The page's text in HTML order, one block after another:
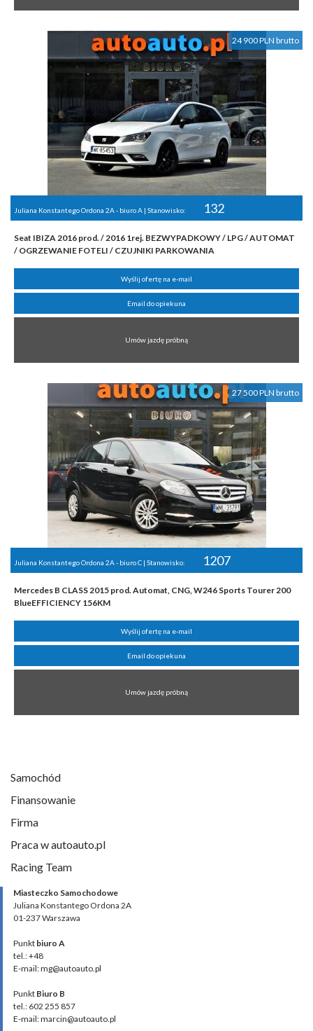
24 900 PLN brutto
Juliana Konstantego Ordona 2A - biuro A | Stanowisko: 132
Seat IBIZA 2016 prod. / 2016 1rej. BEZWYPADKOWY / LPG / AUTOMAT
/ OGRZEWANIE FOTELI / CZUJNIKI PARKOWANIA
Wyślij ofertę na e-mail
Email do opiekuna
Umów jazdę próbną
27 500 PLN brutto
Juliana Konstantego Ordona 2A - biuro C | Stanowisko: 1207
Mercedes B CLASS 2015 prod. Automat, CNG, W246 Sports Tourer 200
BlueEFFICIENCY 156KM
Wyślij ofertę na e-mail
Email do opiekuna
Umów jazdę próbną
Samochód
Finansowanie
Firma
Praca w autoauto.pl
Racing Team
Miasteczko Samochodowe
Juliana Konstantego Ordona 2A
01-237 Warszawa
Punkt biuro A
tel.: +48
E-mail: mg@autoauto.pl
Punkt Biuro B
tel.: 602 255 857
E-mail: marcin@autoauto.pl